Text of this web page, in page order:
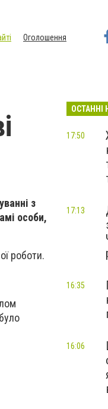
Оголошення
з
особи,
роботи.
ОСТАННІ
17:50
17:13
16:35
16:06